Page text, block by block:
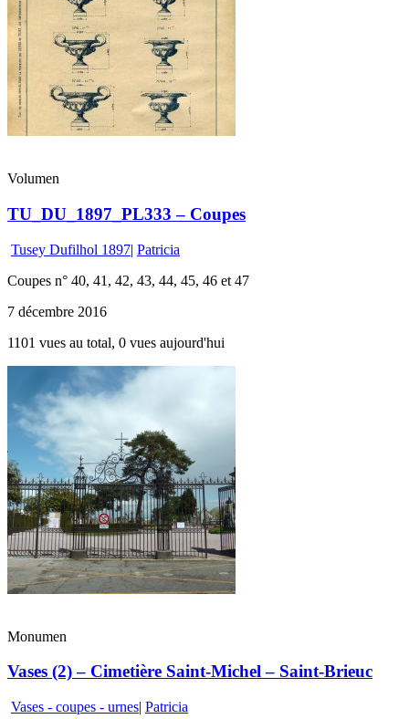
Volumen
TU_DU_1897_PL333 – Coupes
Tusey Dufilhol 1897| Patricia
Coupes n° 40, 41, 42, 43, 44, 45, 46 et 47
7 décembre 2016
1101 vues au total, 0 vues aujourd'hui
Monumen
Vases (2) – Cimetière Saint-Michel – Saint-Brieuc
Vases - coupes - urnes| Patricia